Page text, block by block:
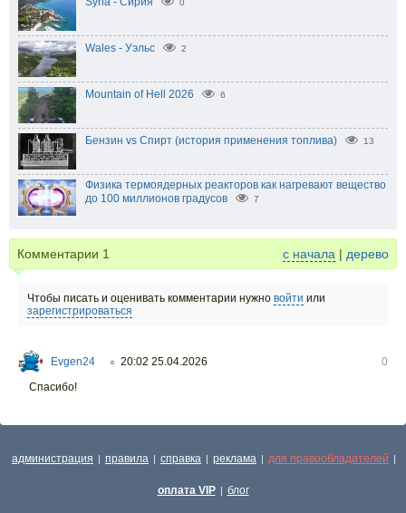
Wales - Уэльс 2
Mountain of Hell 2026 6
Бензин vs Спирт (история применения топлива) 13
Физика термоядерных реакторов как нагревают вещество
до 100 миллионов градусов
7
Комментарии 1 с начала | дерево
Чтобы писать и оценивать комментарии нужно войти или
зарегистрироваться
Evgen24 ○ 20:02 25.04.2026
0
Спасибо!
администрация | правила | справка | реклама | для правообладателей |
оплата VIP | блог